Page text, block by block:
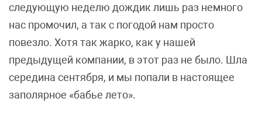
следующую неделю дождик лишь раз немного
нас промочил, а так с погодой нам просто
повезло. Хотя так жарко, как у нашей
предыдущей компании, в этот раз не было. Шла
середина сентября, и мы попали в настоящее
заполярное «бабье лето».